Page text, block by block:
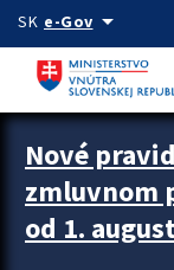
Preskocit na hlavný
SK e-Govarrow_drop_down
Zastavit automatický
Nové
zmluvnom
od 1.